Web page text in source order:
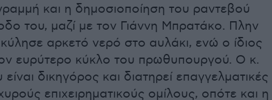
και η δημοσιοποίηση του ραντεβού
του, μαζί με τον Γιάννη Μπρατάκο. Πλην
αρκετό νερό στο αυλάκι, ενώ ο ίδιος
ευρύτερο κύκλο του πρωθυπουργού. Ο κ.
δικηγόρος και διατηρεί επαγγελματικές
επιχειρηματικούς ομίλους, οπότε και η